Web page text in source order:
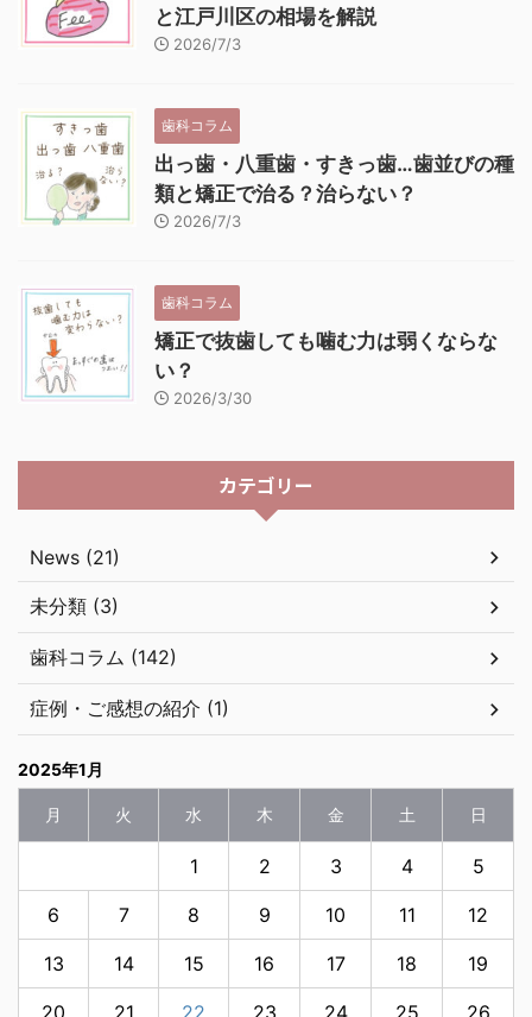
と江戸川区の相場を解説
2026/7/3
歯科コラム
出っ歯・八重歯・すきっ歯…歯並びの種
類と矯正で治る？治らない？
2026/7/3
歯科コラム
矯正で抜歯しても噛む力は弱くならな
い？
2026/3/30
カテゴリー
News (21)
未分類 (3)
歯科コラム (142)
症例・ご感想の紹介 (1)
2025年1月
月 火 水 木 金 土 日
1 2 3 4 5
6 7 8 9 10 11 12
13 14 15 16 17 18 19
20 21 22 23 24 25 26